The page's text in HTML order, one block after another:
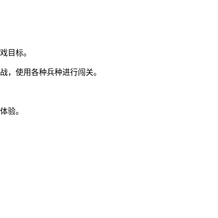
目标。
，使用各种兵种进行闯关。
验。